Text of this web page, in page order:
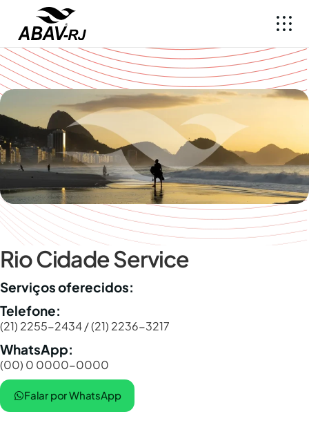
Rio Cidade Service
Serviços oferecidos:
Telefone:
(21) 2255-2434 / (21) 2236-3217
WhatsApp:
(00) 0 0000-0000
Falar por WhatsApp